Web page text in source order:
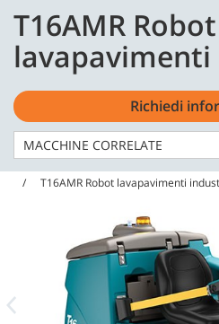
content
navigation
menu
Home Macchine
T16AMR Robot lavapavimenti
T16AMR Robot
Richiedi
MACCHINE CORRELATE